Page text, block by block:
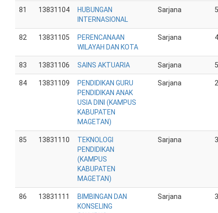
81 13831104
HUBUNGAN
INTERNASIONAL
Sarjana
82 13831105
PERENCANAAN
WILAYAH DAN KOTA
Sarjana
83 13831106 SAINS AKTUARIA Sarjana
84 13831109
PENDIDIKAN GURU
PENDIDIKAN ANAK
USIA DINI (KAMPUS
KABUPATEN
MAGETAN)
Sarjana
85 13831110
TEKNOLOGI
PENDIDIKAN
(KAMPUS
KABUPATEN
MAGETAN)
Sarjana
86 13831111
BIMBINGAN DAN
KONSELING
Sarjana